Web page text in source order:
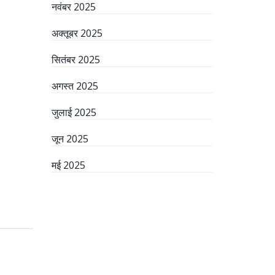
नवंबर 2025
अक्तूबर 2025
सितंबर 2025
अगस्त 2025
जुलाई 2025
जून 2025
मई 2025